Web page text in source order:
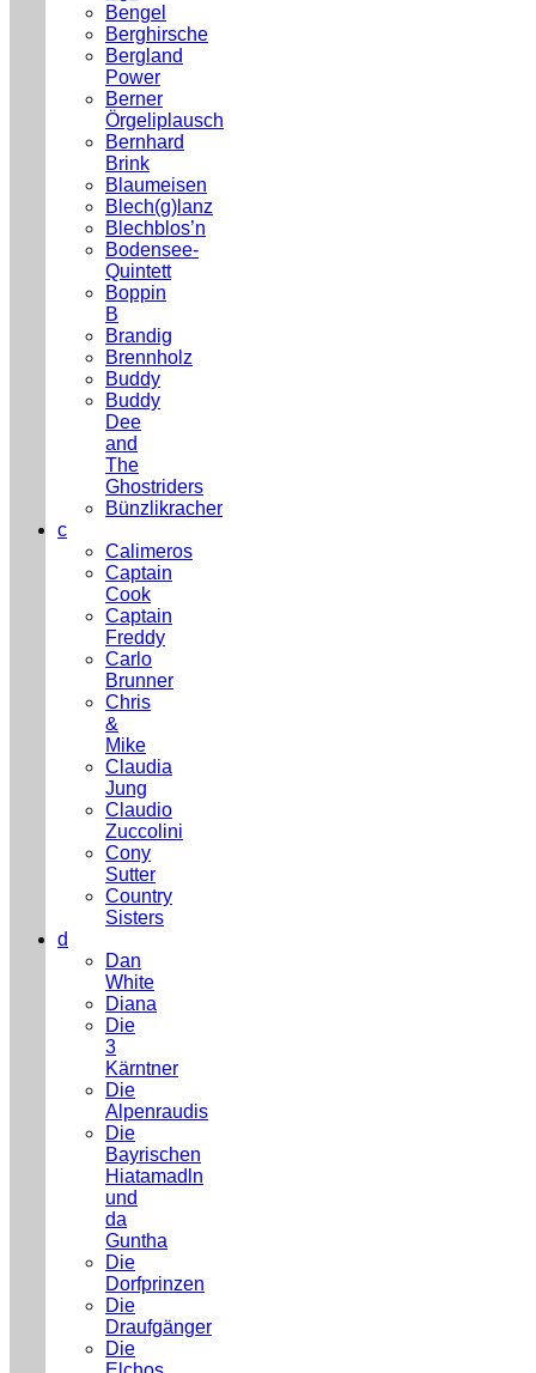
Bengel
Berghirsche
Bergland
Power
Berner
Örgeliplausch
Bernhard
Brink
Blaumeisen
Blech(g)lanz
Blechblos’n
Bodensee-
Quintett
Boppin
B
Brandig
Brennholz
Buddy
Buddy
Dee
and
The
Ghostriders
Bünzlikracher
c
Calimeros
Captain
Cook
Captain
Freddy
Carlo
Brunner
Chris
&
Mike
Claudia
Jung
Claudio
Zuccolini
Cony
Sutter
Country
Sisters
d
Dan
White
Diana
Die
3
Kärntner
Die
Alpenraudis
Die
Bayrischen
Hiatamadln
und
da
Guntha
Die
Dorfprinzen
Die
Draufgänger
Die